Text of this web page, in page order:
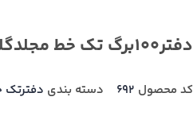
دفتر100برگ تک خط مجلدگلبرگ GOLBARG-7757
کد محصول 692 دسته بندی دفترتک